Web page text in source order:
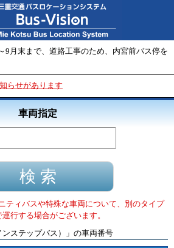
9月末まで、道路工事のため、内宮前バス停を
らせがあります
車両指定
ティバスや特殊な車両について、別のタイプ
行する場合がございます。
ステップバス） 」 の車両番号